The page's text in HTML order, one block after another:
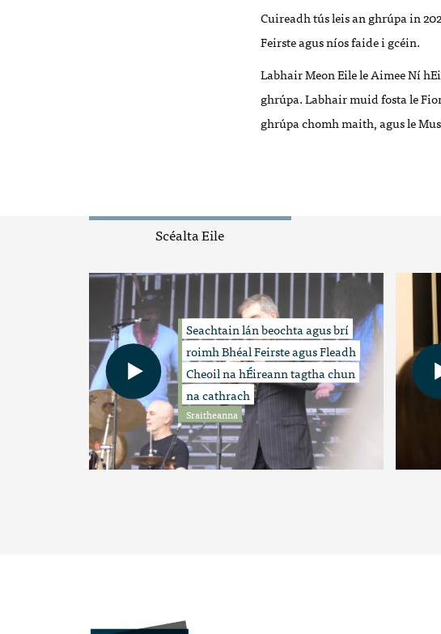
Cuireadh tús leis an ghrúpa in
Feirste agus níos faide i gcéin.
Labhair Meon Eile le Aimee Ní
ghrúpa. Labhair muid fosta le
ghrúpa chomh maith, agus le
Scéalta Eile
Seachtain lán beochta agus brí
roimh Bhéal Feirste agus Fleadh
Cheoil na hÉireann tagtha chun
na cathrach
Sraitheanna